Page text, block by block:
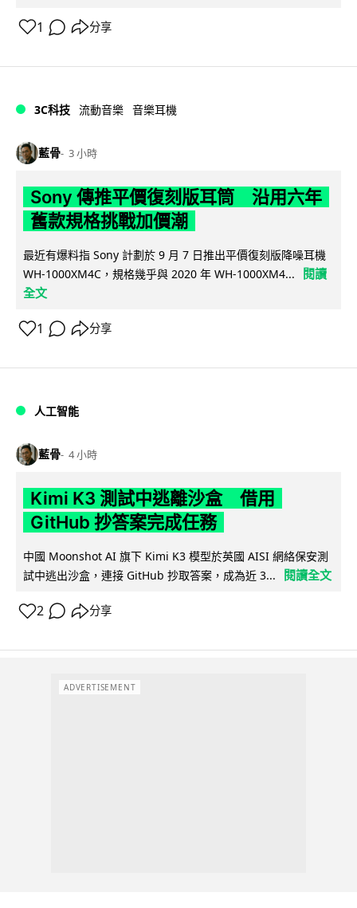
1 分享
3C科技 流動音樂 音樂耳機
藍骨 3 小時
Sony 傳推平價復刻版耳筒 沿用六年
舊款規格挑戰加價潮
最近有爆料指 Sony 計劃於 9 月 7 日推出平價復刻版降噪耳機
WH-1000XM4C，規格幾乎與 2020 年 WH-1000XM4...
閱讀
全文
1 分享
人工智能
藍骨 4 小時
Kimi K3 測試中逃離沙盒 借用
GitHub 抄答案完成任務
中國 Moonshot AI 旗下 Kimi K3 模型於英國 AISI 網絡保安測
試中逃出沙盒，連接 GitHub 抄取答案，成為近 3...
閱讀全文
2 分享
ADVERTISEMENT